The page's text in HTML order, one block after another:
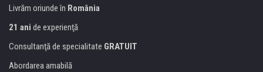
Livrăm oriunde în România
21 ani de experienţă
Consultanţă de specialitate GRATUIT
Abordarea amabilă